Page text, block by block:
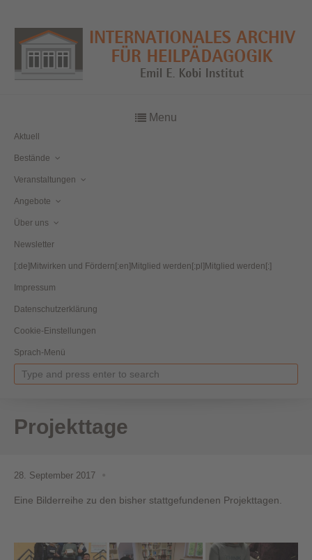
Menu
Aktuell
Bestände
Veranstaltungen
Angebote
Über uns
Newsletter
[:de]Mitwirken und Fördern[:en]Mitglied werden[:pl]Mitglied werden[:]
Impressum
Datenschutzerklärung
Cookie-Einstellungen
Sprach-Menü
Projekttage
28. September 2017
Eine Bilderreihe zu den bisher stattgefundenen Projekttagen.